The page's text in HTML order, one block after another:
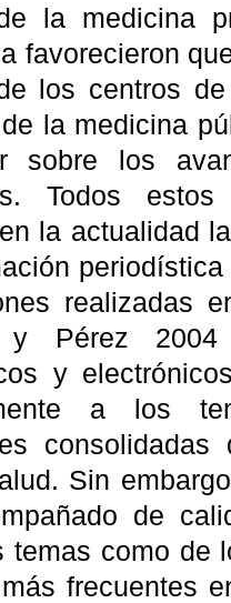
la medicina
favorecieron
los centros
la medicina
sobre los
Todos estos
la actualidad
realizadas
y Pérez
y
a los
Sin
de
temas como de
frecuentes